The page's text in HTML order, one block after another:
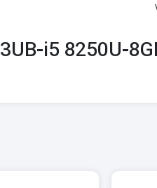
i5 8250U-